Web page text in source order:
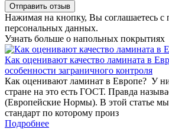
Отправить отзыв
Нажимая на кнопку, Вы соглашаетесь с
персональных данных.
Узнать больше о напольных покрытиях
Как оценивают качество ламината в
особенности заграничного контроля
Как оценивают ламинат в Европе? У
стране на это есть ГОСТ. Правда
(Европейские Нормы). В этой статье мы
стандарт по которому произ
Подробнее